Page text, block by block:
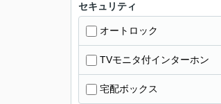
セキュリティ
オートロック
TVモニタ付インターホン
宅配ボックス